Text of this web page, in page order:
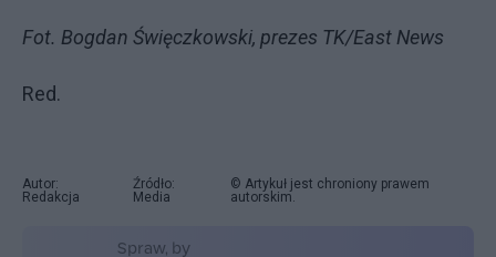
Fot. Bogdan Święczkowski, prezes TK/East News
Red.
Autor:
Redakcja
Źródło:
Media
© Artykuł jest chroniony prawem
autorskim.